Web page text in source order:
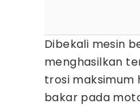
Dibekali mesin
menghasilkan
trosi maksimum
bakar pada